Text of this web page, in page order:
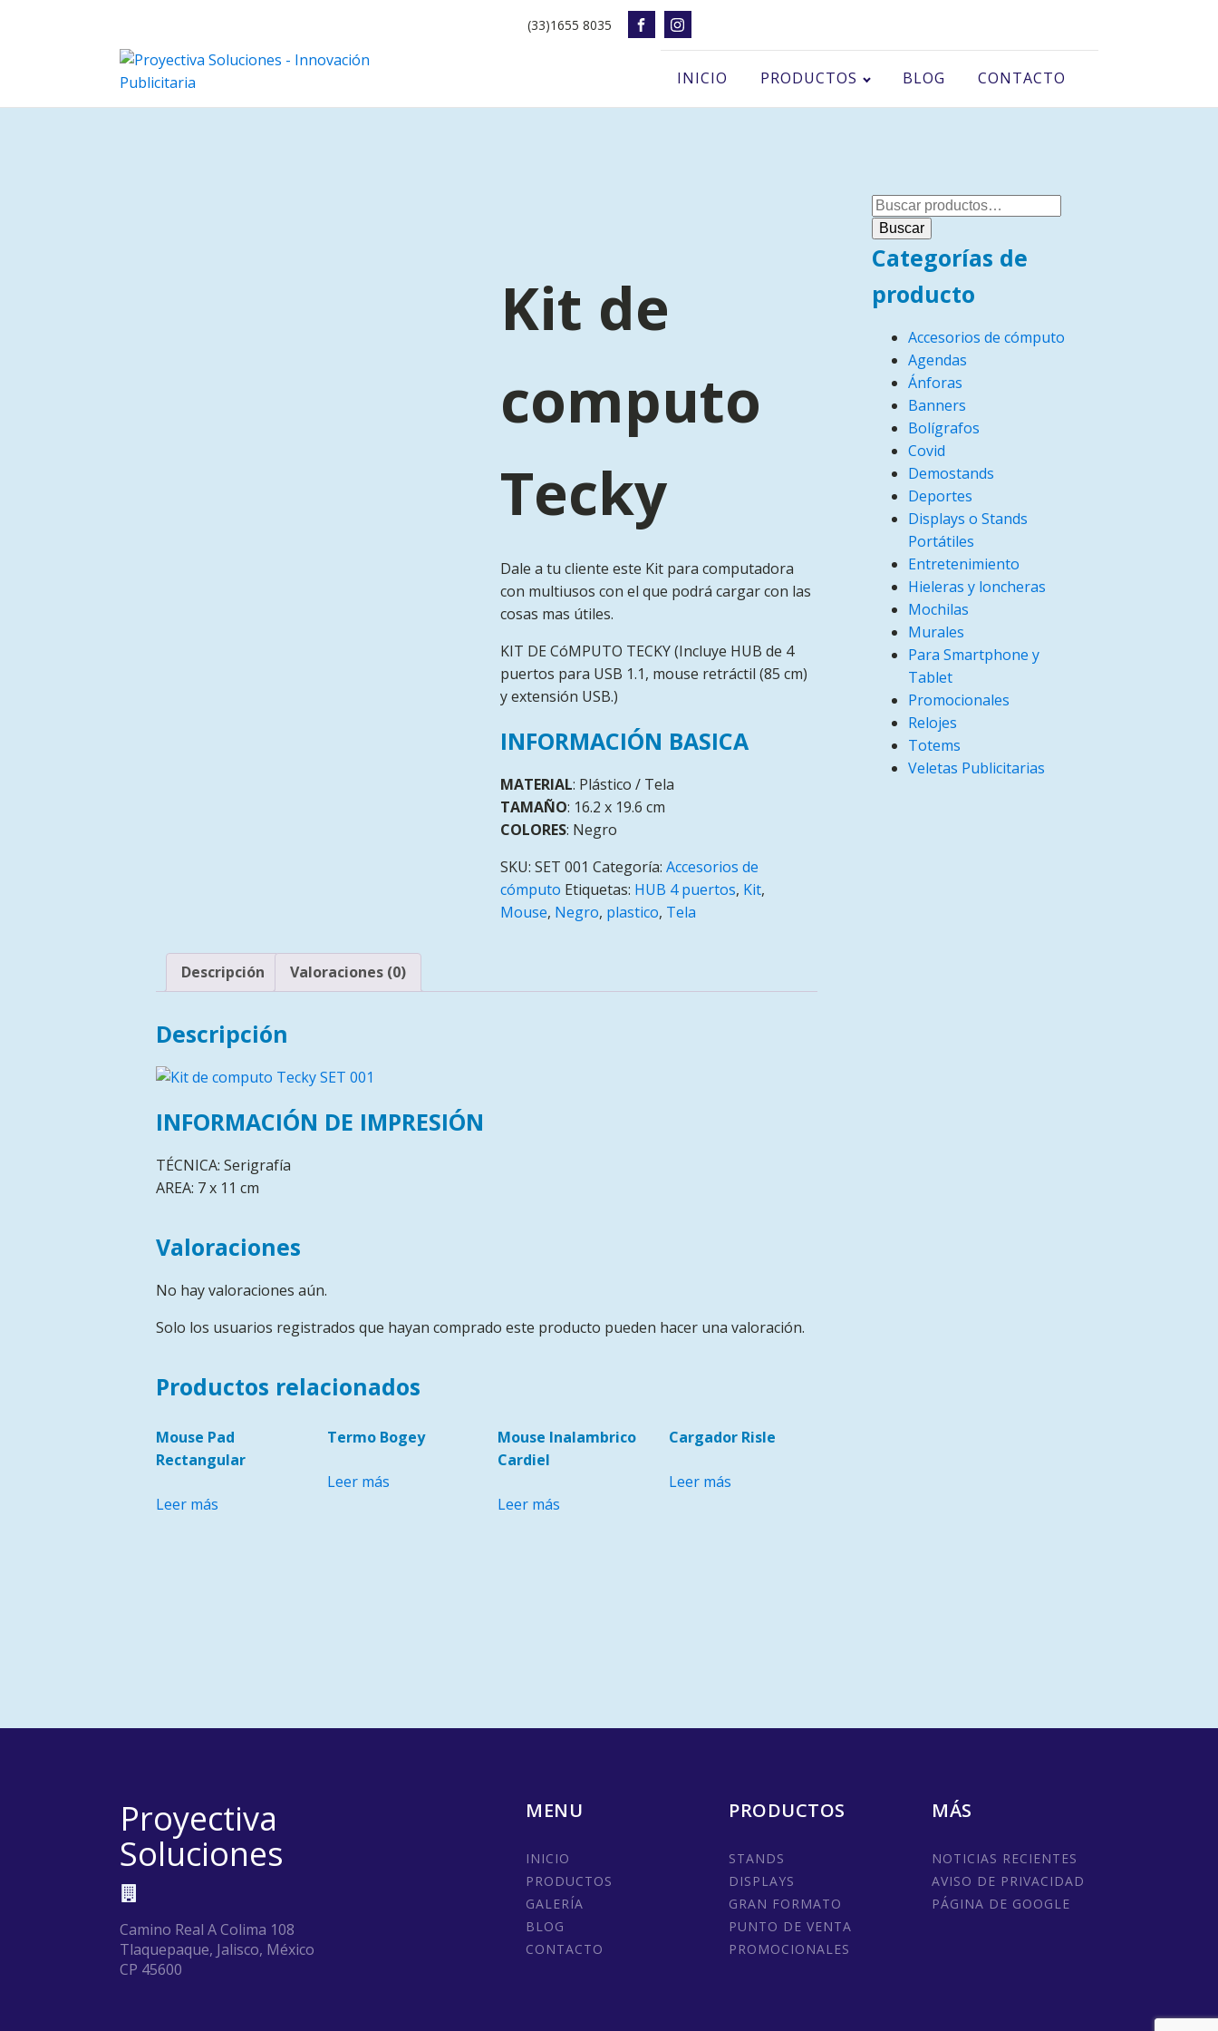
(33)1655 8035
INICIO PRODUCTOS BLOG CONTACTO
Kit de
computo
Tecky
Dale a tu cliente este Kit para computadora
con multiusos con el que podrá cargar con las
cosas mas útiles.
KIT DE CóMPUTO TECKY (Incluye HUB de 4
puertos para USB 1.1, mouse retráctil (85 cm)
y extensión USB.)
INFORMACIÓN BASICA
MATERIAL: Plástico / Tela
TAMAÑO: 16.2 x 19.6 cm
COLORES: Negro
SKU: SET 001 Categoría: Accesorios de
cómputo Etiquetas: HUB 4 puertos, Kit,
Mouse, Negro, plastico, Tela
Descripción Valoraciones (0)
Descripción
INFORMACIÓN DE IMPRESIÓN
TÉCNICA: Serigrafía
AREA: 7 x 11 cm
Valoraciones
No hay valoraciones aún.
Solo los usuarios registrados que hayan comprado este producto pueden hacer una valoración.
Productos relacionados
Mouse Pad
Rectangular
Leer más
Termo Bogey
Leer más
Mouse Inalambrico
Cardiel
Leer más
Cargador Risle
Leer más
Buscar
por:
Buscar
Categorías de
producto
Accesorios de cómputo
Agendas
Ánforas
Banners
Bolígrafos
Covid
Demostands
Deportes
Displays o Stands
Portátiles
Entretenimiento
Hieleras y loncheras
Mochilas
Murales
Para Smartphone y
Tablet
Promocionales
Relojes
Totems
Veletas Publicitarias
Proyectiva
Soluciones
Camino Real A Colima 108
Tlaquepaque, Jalisco, México
CP 45600
MENU
INICIO
PRODUCTOS
GALERÍA
BLOG
CONTACTO
PRODUCTOS
STANDS
DISPLAYS
GRAN FORMATO
PUNTO DE VENTA
PROMOCIONALES
MÁS
NOTICIAS RECIENTES
AVISO DE PRIVACIDAD
PÁGINA DE GOOGLE